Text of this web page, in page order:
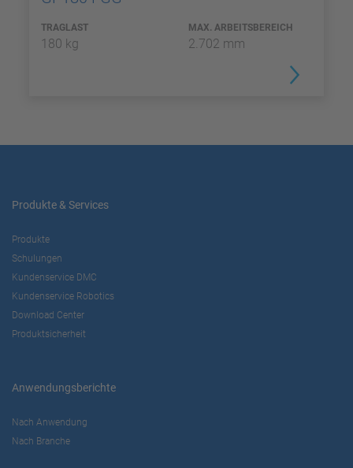
TRAGLAST
180 kg
MAX. ARBEITSBEREICH
2.702 mm
Produkte & Services
Produkte
Schulungen
Kundenservice DMC
Kundenservice Robotics
Download Center
Produktsicherheit
Anwendungsberichte
Nach Anwendung
Nach Branche